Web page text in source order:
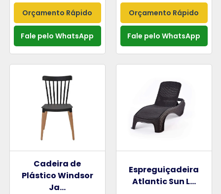
Orçamento Rápido
Fale pelo WhatsApp
Orçamento Rápido
Fale pelo WhatsApp
Cadeira de
Plástico Windsor
Ja...
Espreguiçadeira
Atlantic Sun L...